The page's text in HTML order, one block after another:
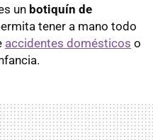
un botiquín de
tener a mano todo
accidentes domésticos o